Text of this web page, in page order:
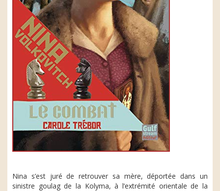
Nina s’est juré de retrouver sa mère, déportée dans un
sinistre goulag de la Kolyma, à l’extrémité orientale de la